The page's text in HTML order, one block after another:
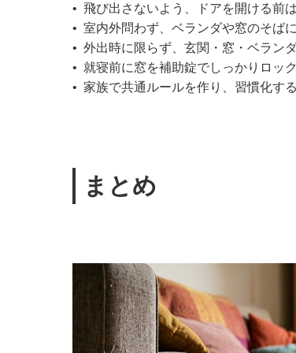
• 飛び出さないよう、ドアを開ける前
• 室内外問わず、ベランダや窓のそば
• 外出時に限らず、玄関・窓・ベラン
• 就寝前に窓を補助錠でしっかりロッ
• 家族で共通ルールを作り、習慣化する
まとめ